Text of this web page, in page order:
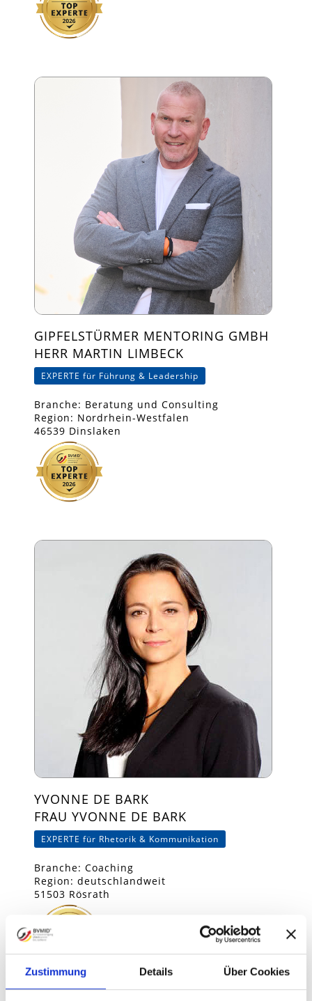
Zustimmung Details Über Cookies
GIPFELSTÜRMER MENTORING GMBH
HERR MARTIN LIMBECK
EXPERTE für Führung & Leadership
Branche: Beratung und Consulting
Region: Nordrhein-Westfalen
46539 Dinslaken
YVONNE DE BARK
FRAU YVONNE DE BARK
EXPERTE für Rhetorik & Kommunikation
Branche: Coaching
Region: deutschlandweit
51503 Rösrath